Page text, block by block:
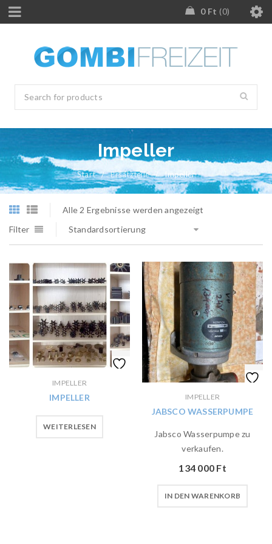
0 Ft 0
Impeller
Start / Ersatzteile / Impeller
Alle 2 Ergebnisse werden angezeigt
Filter
Standardsortierung
IMPELLER
IMPELLER
WEITERLESEN
IMPELLER
JABSCO WASSERPUMPE
Jabsco Wasserpumpe zu
verkaufen.
134 000 Ft
IN DEN WARENKORB